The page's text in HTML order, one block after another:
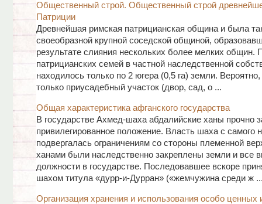
Общественный строй. Общественный строй
Патриции
Древнейшая римская патрицианская община и была
своеобразной крупной соседской общиной,
результате слияния нескольких более мелких общин.
патрицианских семей в частной наследственной
находилось только по 2 югера (0,5 га) земли.
только приусадебный участок (двор, сад, о ...
Общая характеристика афганского государства
В государстве Ахмед-шаха абдалийские ханы прочно
привилегированное положение. Власть шаха с самого
подвергалась ограничениям со стороны племенной
ханами были наследственно закреплены земли и все
должности в государстве. Последовавшее вскоре
шахом титула «дурр-и-Дурран» («жемчужина среди ж
Организация хранения и использования особо ценных